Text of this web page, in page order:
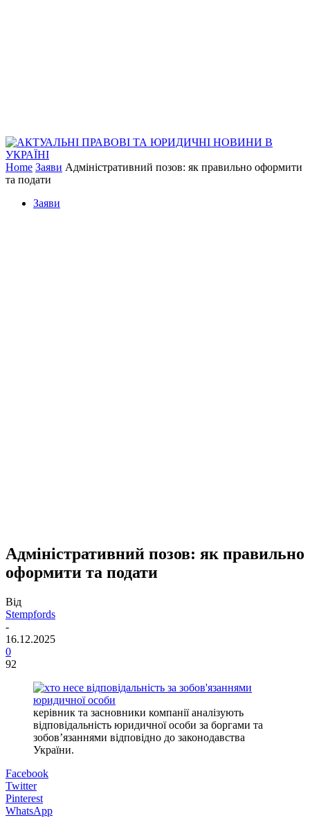
Home Заяви Адміністративний позов: як правильно оформити
та подати
Заяви
Адміністративний позов: як правильно
оформити та подати
Від
Stempfords
-
16.12.2025
0
92
керівник та засновники компанії аналізують
відповідальність юридичної особи за боргами та
зобов’язаннями відповідно до законодавства
України.
Facebook
Twitter
Pinterest
WhatsApp